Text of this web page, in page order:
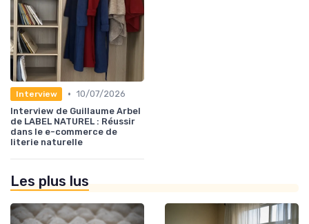
Interview • 10/07/2026
Interview de Guillaume Arbel
de LABEL NATUREL : Réussir
dans le e-commerce de
literie naturelle
Les plus lus